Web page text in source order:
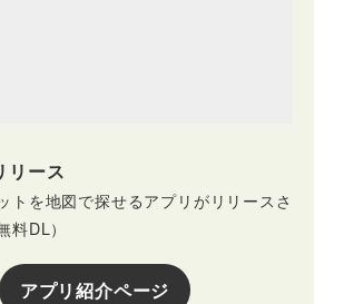
リース
トを地図で探せるアプリがリリースさ
料DL）
アプリ紹介ページ